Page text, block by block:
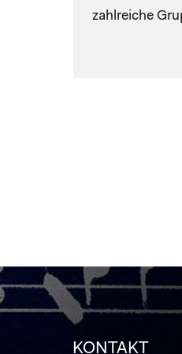
zahlreiche
KONTAKT